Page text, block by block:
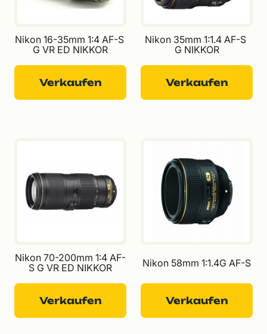
Nikon 16-35mm 1:4 AF-S
G VR ED NIKKOR
Verkaufen
Nikon 35mm 1:1.4 AF-S
G NIKKOR
Verkaufen
Nikon 70-200mm 1:4 AF-
S G VR ED NIKKOR
Verkaufen
Nikon 58mm 1:1.4G AF-S
Verkaufen